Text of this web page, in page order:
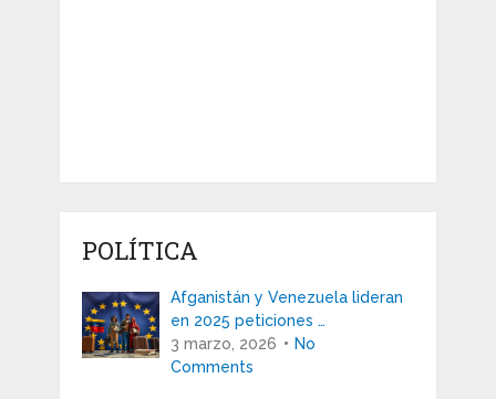
POLÍTICA
Afganistán y Venezuela lideran
en 2025 peticiones …
3 marzo, 2026
No
Comments